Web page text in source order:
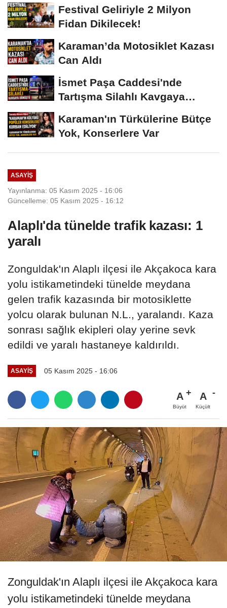
Festival Geliriyle 2 Milyon
Fidan Dikilecek!
Karaman’da Motosiklet Kazası
Can Aldı
İsmet Paşa Caddesi'nde
Tartışma Silahlı Kavgaya
Karaman'ın Türkülerine Bütçe
Yok, Konserlere Var
ASAYIŞ
Yayınlanma: 05 Kasım 2025 - 16:06
Güncelleme: 05 Kasım 2025 - 16:12
Alaplı'da tünelde trafik kazası: 1
yaralı
Zonguldak'ın Alaplı ilçesi ile Akçakoca kara
yolu istikametindeki tünelde meydana
gelen trafik kazasında bir motosiklette
yolcu olarak bulunan N.L., yaralandı. Kaza
sonrası sağlık ekipleri olay yerine sevk
edildi ve yaralı hastaneye kaldırıldı.
ASAYIŞ 05 Kasım 2025 - 16:06
A
Büyüt
A
Küçült
Zonguldak'ın Alaplı ilçesi ile Akçakoca kara
yolu istikametindeki tünelde meydana